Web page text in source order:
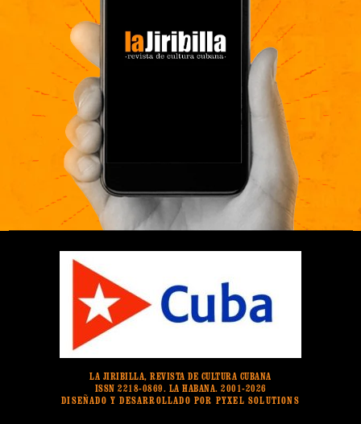
LA JIRIBILLA, REVISTA DE CULTURA CUBANA
ISSN 2218-0869. LA HABANA. 2001-2026
DISEÑADO Y DESARROLLADO POR PYXEL SOLUTIONS